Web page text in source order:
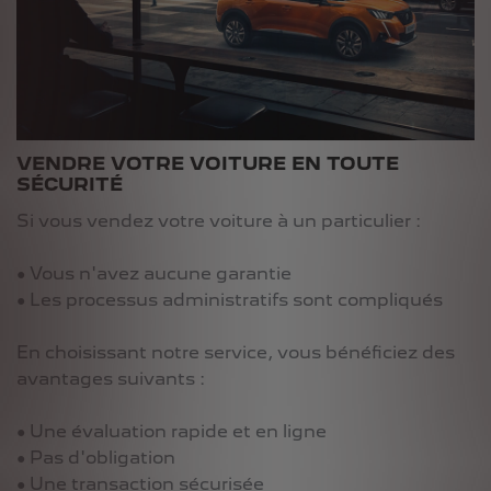
VENDRE VOTRE VOITURE EN TOUTE
SÉCURITÉ
Si vous vendez votre voiture à un particulier :
● Vous n'avez aucune garantie
● Les processus administratifs sont compliqués
En choisissant notre service, vous bénéficiez des
avantages suivants :
● Une évaluation rapide et en ligne
● Pas d'obligation
● Une transaction sécurisée